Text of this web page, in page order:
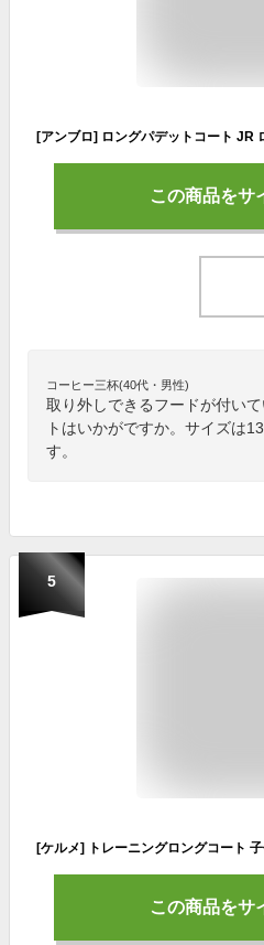
この商品をサ
コーヒー三杯(40代・男性)
取り外しできるフードが付い
トはいかがですか。サイズは
す。
5
この商品をサ